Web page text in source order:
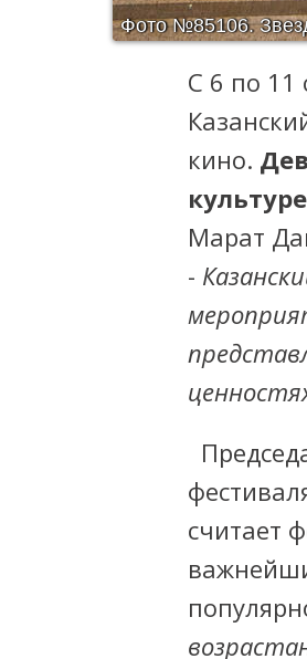
Фото №85106.
С 6 по 11
кино.
Марат
-
считает